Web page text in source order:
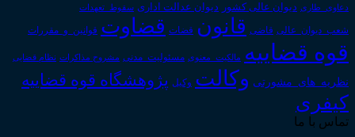
دعاوی_طاری دیوان عالی کشور دیوان عدالت اداری سقوط_تعهدات
شعب_دیوان_عالی قاضی قانون قضات قضاوت قوانین_و_مقررات
قوه قضاییه مالکیت_معنوی مسئولیت_مدنی مشروح مذاکرات نظام قضایی
نظریه_های_مشورتی وکالت وکیل پژوهشگاه قوه قضاییه
کیفری
تماس با ما